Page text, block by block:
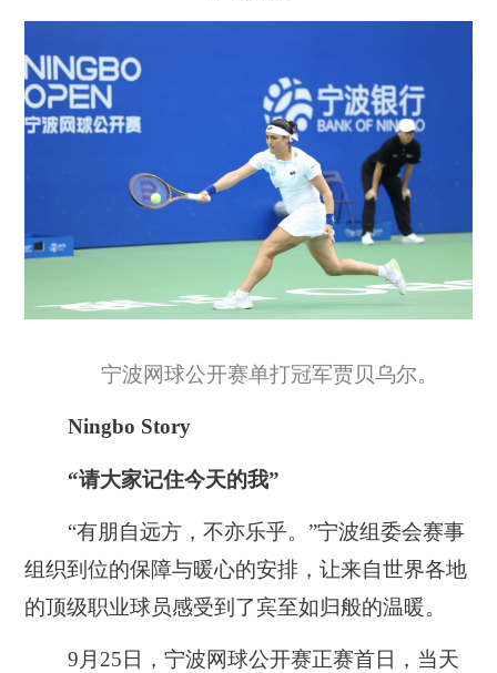
宁波网球公开赛单打冠军贾贝乌尔。
Ningbo Story
“请大家记住今天的我”
“有朋自远方，不亦乐乎。”宁波组委会赛事
组织到位的保障与暖心的安排，让来自世界各地
的顶级职业球员感受到了宾至如归般的温暖。
9月25日，宁波网球公开赛正赛首日，当天